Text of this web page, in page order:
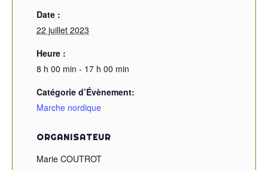
Date :
22 juillet 2023
Heure :
8 h 00 min - 17 h 00 min
Catégorie d’Évènement:
Marche nordique
ORGANISATEUR
Marie COUTROT